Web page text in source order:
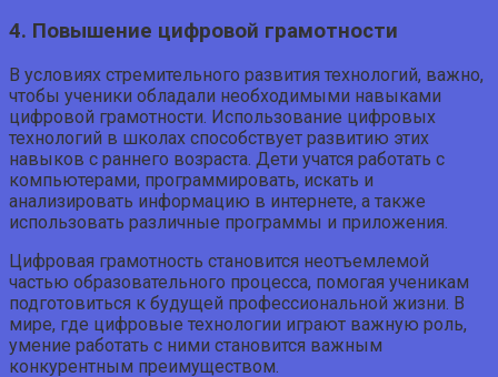
4. Повышение цифровой грамотности
В условиях стремительного развития технологий, важно,
чтобы ученики обладали необходимыми навыками
цифровой грамотности. Использование цифровых
технологий в школах способствует развитию этих
навыков с раннего возраста. Дети учатся работать с
компьютерами, программировать, искать и
анализировать информацию в интернете, а также
использовать различные программы и приложения.
Цифровая грамотность становится неотъемлемой
частью образовательного процесса, помогая ученикам
подготовиться к будущей профессиональной жизни. В
мире, где цифровые технологии играют важную роль,
умение работать с ними становится важным
конкурентным преимуществом.